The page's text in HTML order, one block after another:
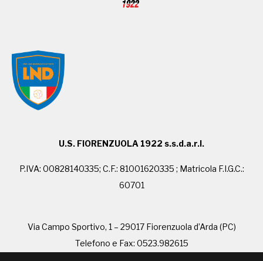
U.S. FIORENZUOLA 1922 s.s.d.a.r.l.
P.IVA: 00828140335; C.F.: 81001620335 ; Matricola F.I.G.C.:
60701
Via Campo Sportivo, 1 – 29017 Fiorenzuola d’Arda (PC)
Telefono e Fax: 0523.982615